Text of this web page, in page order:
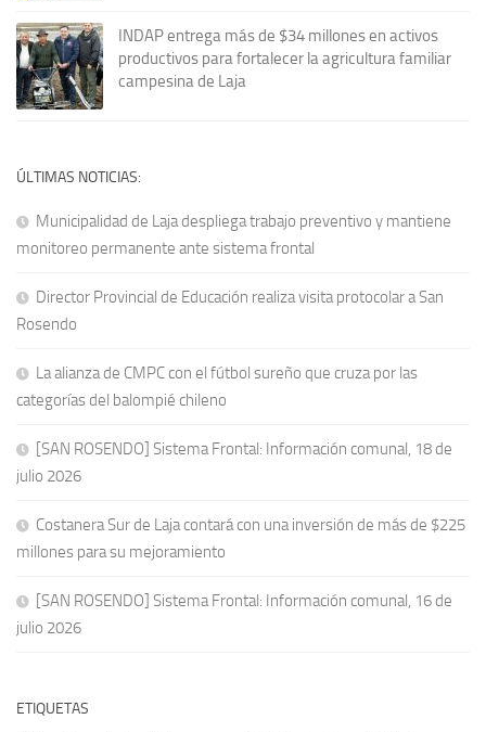
INDAP entrega más de $34 millones en activos
productivos para fortalecer la agricultura familiar
campesina de Laja
ÚLTIMAS NOTICIAS:
Municipalidad de Laja despliega trabajo preventivo y mantiene
monitoreo permanente ante sistema frontal
Director Provincial de Educación realiza visita protocolar a San
Rosendo
La alianza de CMPC con el fútbol sureño que cruza por las
categorías del balompié chileno
[SAN ROSENDO] Sistema Frontal: Información comunal, 18 de
julio 2026
Costanera Sur de Laja contará con una inversión de más de $225
millones para su mejoramiento
[SAN ROSENDO] Sistema Frontal: Información comunal, 16 de
julio 2026
ETIQUETAS